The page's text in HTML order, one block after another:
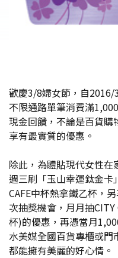
歡慶3/8婦女節，自2016/
不限通路單筆消費滿
現金回饋，不論是百貨購
享有最實質的優惠。
除此，為體貼現代女性
週三刷「玉山幸運鈦金卡
CAFE中杯熱拿鐵乙杯，
次抽獎機會，月月抽
杯)的優惠，再憑當月
水美媒全國百貨專櫃或門
都能擁有美麗的好心情。